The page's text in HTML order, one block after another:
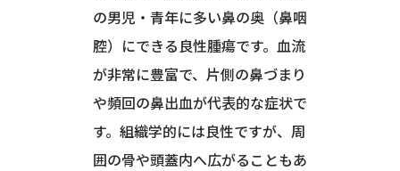
の男児・青年に多い鼻の奥（鼻咽
腔）にできる良性腫瘍です。血流
が非常に豊富で、片側の鼻づまり
や頻回の鼻出血が代表的な症状で
す。組織学的には良性ですが、周
囲の骨や頭蓋内へ広がることもあ